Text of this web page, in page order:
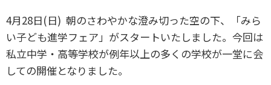
4月28日(日) 朝のさわやかな澄み切った空の下、「みら
い子ども進学フェア」がスタートいたしました。今回は
私立中学・高等学校が例年以上の多くの学校が一堂に会
しての開催となりました。